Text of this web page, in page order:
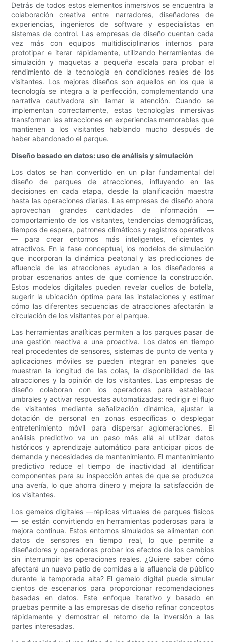
Detrás de todos estos elementos inmersivos se encuentra la
colaboración creativa entre narradores, diseñadores de
experiencias, ingenieros de software y especialistas en
sistemas de control. Las empresas de diseño cuentan cada
vez más con equipos multidisciplinarios internos para
prototipar e iterar rápidamente, utilizando herramientas de
simulación y maquetas a pequeña escala para probar el
rendimiento de la tecnología en condiciones reales de los
visitantes. Los mejores diseños son aquellos en los que la
tecnología se integra a la perfección, complementando una
narrativa cautivadora sin llamar la atención. Cuando se
implementan correctamente, estas tecnologías inmersivas
transforman las atracciones en experiencias memorables que
mantienen a los visitantes hablando mucho después de
haber abandonado el parque.
Diseño basado en datos: uso de análisis y simulación
Los datos se han convertido en un pilar fundamental del
diseño de parques de atracciones, influyendo en las
decisiones en cada etapa, desde la planificación maestra
hasta las operaciones diarias. Las empresas de diseño ahora
aprovechan grandes cantidades de información —
comportamiento de los visitantes, tendencias demográficas,
tiempos de espera, patrones climáticos y registros operativos
— para crear entornos más inteligentes, eficientes y
atractivos. En la fase conceptual, los modelos de simulación
que incorporan la dinámica peatonal y las predicciones de
afluencia de las atracciones ayudan a los diseñadores a
probar escenarios antes de que comience la construcción.
Estos modelos digitales pueden revelar cuellos de botella,
sugerir la ubicación óptima para las instalaciones y estimar
cómo las diferentes secuencias de atracciones afectarán la
circulación de los visitantes por el parque.
Las herramientas analíticas permiten a los parques pasar de
una gestión reactiva a una proactiva. Los datos en tiempo
real procedentes de sensores, sistemas de punto de venta y
aplicaciones móviles se pueden integrar en paneles que
muestran la longitud de las colas, la disponibilidad de las
atracciones y la opinión de los visitantes. Las empresas de
diseño colaboran con los operadores para establecer
umbrales y activar respuestas automatizadas: redirigir el flujo
de visitantes mediante señalización dinámica, ajustar la
dotación de personal en zonas específicas o desplegar
entretenimiento móvil para dispersar aglomeraciones. El
análisis predictivo va un paso más allá al utilizar datos
históricos y aprendizaje automático para anticipar picos de
demanda y necesidades de mantenimiento. El mantenimiento
predictivo reduce el tiempo de inactividad al identificar
componentes para su inspección antes de que se produzca
una avería, lo que ahorra dinero y mejora la satisfacción de
los visitantes.
Los gemelos digitales —réplicas virtuales de parques físicos
— se están convirtiendo en herramientas poderosas para la
mejora continua. Estos entornos simulados se alimentan con
datos de sensores en tiempo real, lo que permite a
diseñadores y operadores probar los efectos de los cambios
sin interrumpir las operaciones reales. ¿Quiere saber cómo
afectará un nuevo patio de comidas a la afluencia de público
durante la temporada alta? El gemelo digital puede simular
cientos de escenarios para proporcionar recomendaciones
basadas en datos. Este enfoque iterativo y basado en
pruebas permite a las empresas de diseño refinar conceptos
rápidamente y demostrar el retorno de la inversión a las
partes interesadas.